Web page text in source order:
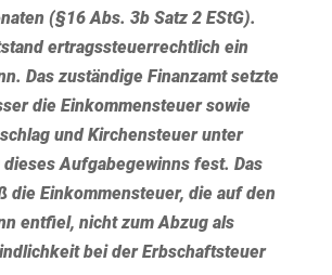
(§16 Abs. 3b Satz 2 EStG).
ertragssteuerrechtlich ein
Das zuständige Finanzamt setzte
die Einkommensteuer sowie
und Kirchensteuer unter
Aufgabegewinns fest. Das
die Einkommensteuer, die auf den
entfiel, nicht zum Abzug als
bei der Erbschaftsteuer